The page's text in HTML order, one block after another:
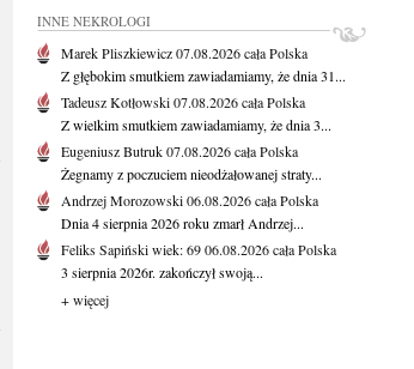
INNE NEKROLOGI
Marek Pliszkiewicz07.08.2026cała Polska
Z głębokim smutkiem zawiadamiamy, że dnia 31...
Tadeusz Kotłowski07.08.2026cała Polska
Z wielkim smutkiem zawiadamiamy, że dnia 3...
Eugeniusz Butruk07.08.2026cała Polska
Żegnamy z poczuciem nieodżałowanej straty...
Andrzej Morozowski06.08.2026cała Polska
Dnia 4 sierpnia 2026 roku zmarł Andrzej...
Feliks Sapińskiwiek: 6906.08.2026cała Polska
3 sierpnia 2026r. zakończył swoją...
+ więcej